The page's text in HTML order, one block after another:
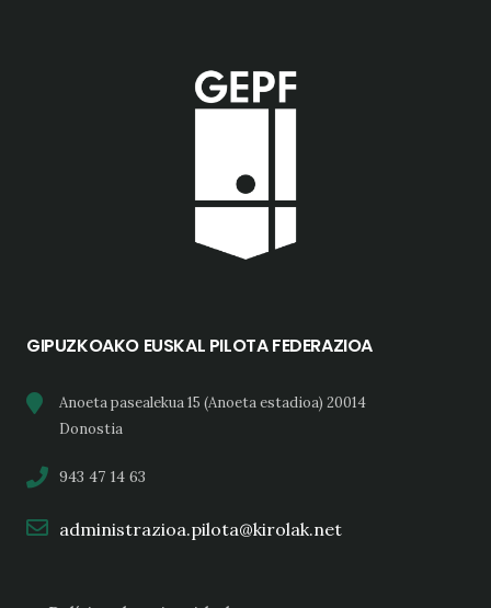
GIPUZKOAKO EUSKAL PILOTA FEDERAZIOA
Anoeta pasealekua 15 (Anoeta estadioa) 20014
Donostia
943 47 14 63
administrazioa.pilota@kirolak.net